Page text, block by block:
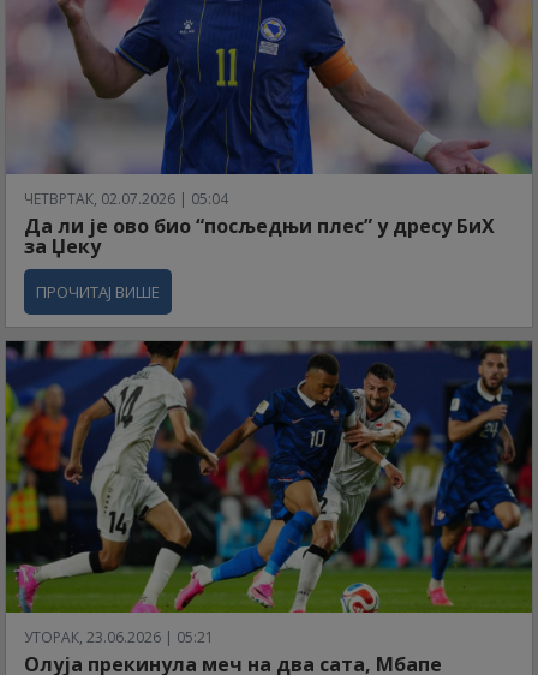
ЧЕТВРТАК, 02.07.2026 | 05:04
Да ли је ово био “посљедњи плес” у дресу БиХ
за Џеку
ПРОЧИТАЈ ВИШЕ
УТОРАК, 23.06.2026 | 05:21
Олуја прекинула меч на два сата, Мбапе